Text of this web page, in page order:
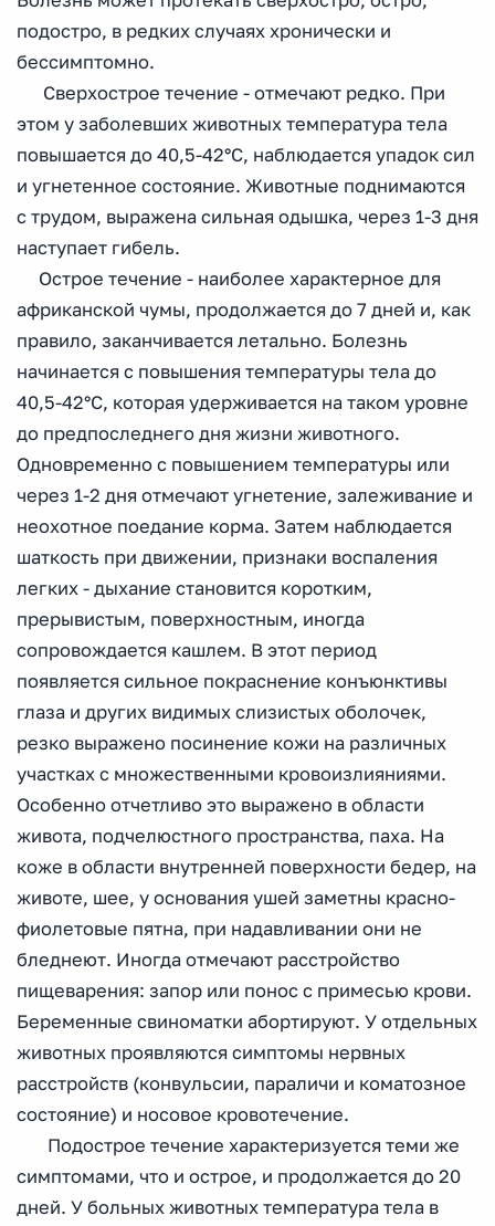
подостро, в редких случаях хронически и
бессимптомно.
Сверхострое течение - отмечают редко. При
этом у заболевших животных температура тела
повышается до 40,5-42°С, наблюдается упадок сил
и угнетенное состояние. Животные поднимаются
с трудом, выражена сильная одышка, через 1-3 дня
наступает гибель.
Острое течение - наиболее характерное для
африканской чумы, продолжается до 7 дней и, как
правило, заканчивается летально. Болезнь
начинается с повышения температуры тела до
40,5-42°С, которая удерживается на таком уровне
до предпоследнего дня жизни животного.
Одновременно с повышением температуры или
через 1-2 дня отмечают угнетение, залеживание и
неохотное поедание корма. Затем наблюдается
шаткость при движении, признаки воспаления
легких - дыхание становится коротким,
прерывистым, поверхностным, иногда
сопровождается кашлем. В этот период
появляется сильное покраснение конъюнктивы
глаза и других видимых слизистых оболочек,
резко выражено посинение кожи на различных
участках с множественными кровоизлияниями.
Особенно отчетливо это выражено в области
живота, подчелюстного пространства, паха. На
коже в области внутренней поверхности бедер, на
животе, шее, у основания ушей заметны красно-
фиолетовые пятна, при надавливании они не
бледнеют. Иногда отмечают расстройство
пищеварения: запор или понос с примесью крови.
Беременные свиноматки абортируют. У отдельных
животных проявляются симптомы нервных
расстройств (конвульсии, параличи и коматозное
состояние) и носовое кровотечение.
Подострое течение характеризуется теми же
симптомами, что и острое, и продолжается до 20
дней. У больных животных температура тела в